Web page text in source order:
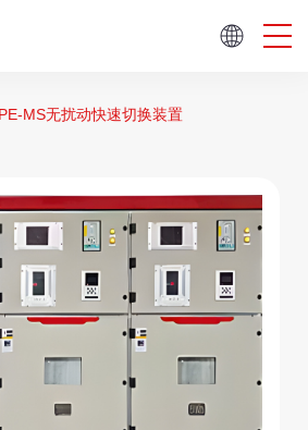
MS无扰动快速切换装置